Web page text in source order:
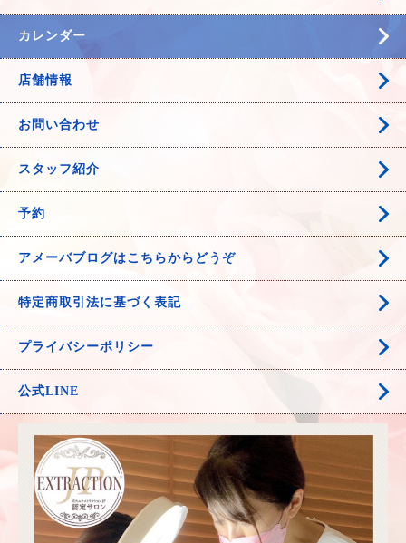
カレンダー
店舗情報
お問い合わせ
スタッフ紹介
予約
アメーバブログはこちらからどうぞ
特定商取引法に基づく表記
プライバシーポリシー
公式LINE